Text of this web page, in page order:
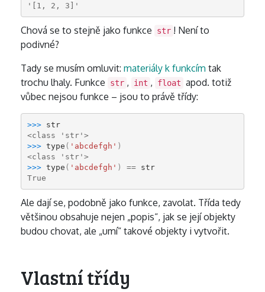
'[1, 2, 3]'
Chová se to stejně jako funkce str ! Není to
podivné?
Tady se musím omluvit: materiály k funkcím tak
trochu lhaly. Funkce
str , int , float apod. totiž
vůbec nejsou funkce – jsou to právě třídy:
>>> str
<class 'str'>
>>> type ( 'abcdefgh' )
<class 'str'>
>>> type ( 'abcdefgh' ) ==
str
True
Ale dají se, podobně jako funkce, zavolat. Třída tedy
většinou obsahuje nejen „popis“, jak se její objekty
budou chovat, ale „umí“ takové objekty i vytvořit.
Vlastní třídy